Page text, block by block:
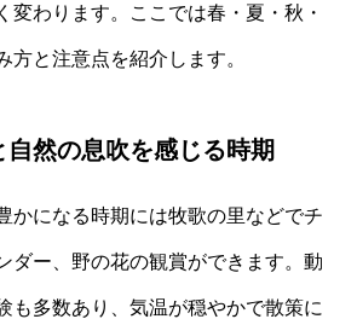
変わります。ここでは春・夏・秋・
方と注意点を紹介します。
然の息吹を感じる時期
かになる時期には牧歌の里などでチ
ダー、野の花の観賞ができます。動
も多数あり、気温が穏やかで散策に